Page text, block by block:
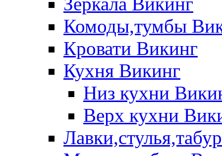
Комоды,тумбы
Кровати Викинг
Кухня Викинг
Низ кухни
Верх кухни